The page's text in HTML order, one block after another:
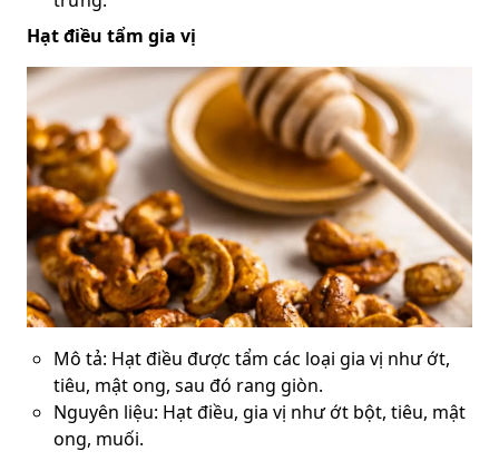
Hạt điều tẩm gia vị
Mô tả: Hạt điều được tẩm các loại gia vị như ớt,
tiêu, mật ong, sau đó rang giòn.
Nguyên liệu: Hạt điều, gia vị như ớt bột, tiêu, mật
ong, muối.